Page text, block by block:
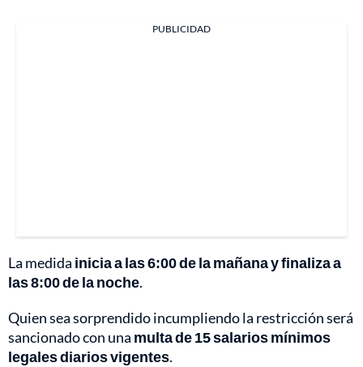
PUBLICIDAD
La medida inicia a las 6:00 de la mañana y finaliza a
las 8:00 de la noche.
Quien sea sorprendido incumpliendo la restricción será
sancionado con una multa de 15 salarios mínimos
legales diarios vigentes.